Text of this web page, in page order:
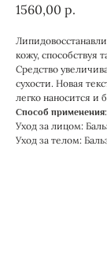
1560,00 р.
кожу, способствуя
Средство
сухости. Новая
легко наносится и
Способ применения:
Уход за лицом:
Уход за телом: